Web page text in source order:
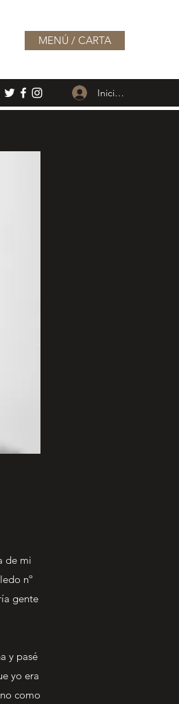
MENÚ / CARTA
Iniciar sesión
de mi
nº
gente
y pasé
yo era
como